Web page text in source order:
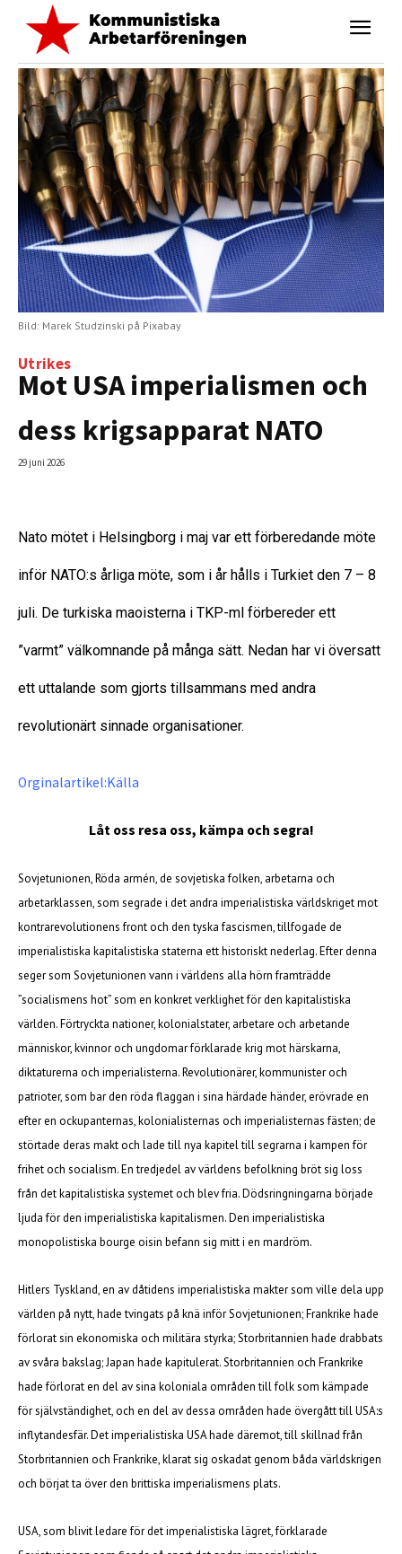
Bild: Marek Studzinski på Pixabay
Utrikes
Mot USA imperialismen och
dess krigsapparat NATO
29 juni 2026
Nato mötet i Helsingborg i maj var ett förberedande möte
inför NATO:s årliga möte, som i år hålls i Turkiet den 7 – 8
juli. De turkiska maoisterna i TKP-ml förbereder ett
”varmt” välkomnande på många sätt. Nedan har vi översatt
ett uttalande som gjorts tillsammans med andra
revolutionärt sinnade organisationer.
Orginalartikel:Källa
Låt oss resa oss, kämpa och segra!
Sovjetunionen, Röda armén, de sovjetiska folken, arbetarna och
arbetarklassen, som segrade i det andra imperialistiska världskriget mot
kontrarevolutionens front och den tyska fascismen, tillfogade de
imperialistiska kapitalistiska staterna ett historiskt nederlag. Efter denna
seger som Sovjetunionen vann i världens alla hörn framträdde
”socialismens hot” som en konkret verklighet för den kapitalistiska
världen. Förtryckta nationer, kolonialstater, arbetare och arbetande
människor, kvinnor och ungdomar förklarade krig mot härskarna,
diktaturerna och imperialisterna. Revolutionärer, kommunister och
patrioter, som bar den röda flaggan i sina härdade händer, erövrade en
efter en ockupanternas, kolonialisternas och imperialisternas fästen; de
störtade deras makt och lade till nya kapitel till segrarna i kampen för
frihet och socialism. En tredjedel av världens befolkning bröt sig loss
från det kapitalistiska systemet och blev fria. Dödsringningarna började
ljuda för den imperialistiska kapitalismen. Den imperialistiska
monopolistiska bourge oisin befann sig mitt i en mardröm.
Hitlers Tyskland, en av dåtidens imperialistiska makter som ville dela upp
världen på nytt, hade tvingats på knä inför Sovjetunionen; Frankrike hade
förlorat sin ekonomiska och militära styrka; Storbritannien hade drabbats
av svåra bakslag; Japan hade kapitulerat. Storbritannien och Frankrike
hade förlorat en del av sina koloniala områden till folk som kämpade
för självständighet, och en del av dessa områden hade övergått till USA:s
inflytandesfär. Det imperialistiska USA hade däremot, till skillnad från
Storbritannien och Frankrike, klarat sig oskadat genom båda världskrigen
och börjat ta över den brittiska imperialismens plats.
USA, som blivit ledare för det imperialistiska lägret, förklarade